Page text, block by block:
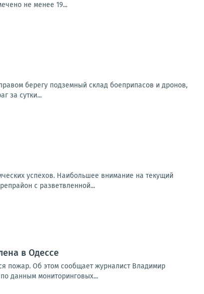
не менее 19...
берегу подземный склад боеприпасов и дронов,
за сутки...
успехов. Наибольшее внимание на текущий
с разветвленной...
в Одессе
пожар. Об этом сообщает журналист Владимир
данным мониторинговых...